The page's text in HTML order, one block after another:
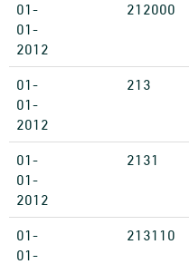
01-
01-
2012
212000
01-
01-
2012
213
01-
01-
2012
2131
01-
01-
213110